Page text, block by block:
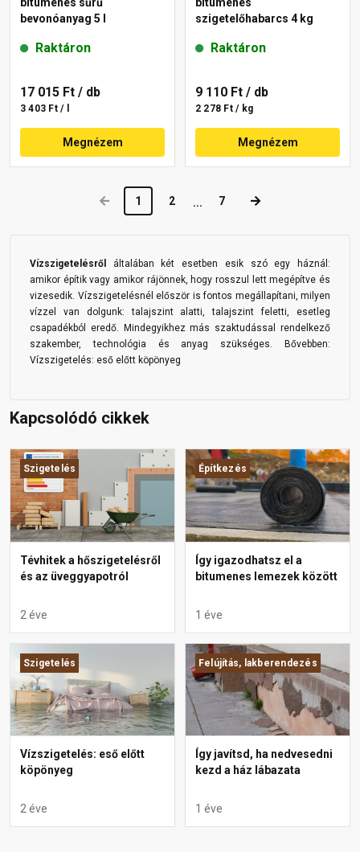
bevonóanyag 5 l
Raktáron
17 015 Ft / db
3 403 Ft / l
Megnézem
szigetelőhabarcs 4 kg
Raktáron
9 110 Ft / db
2 278 Ft / kg
Megnézem
1 2 ... 7
Vízszigetelésről általában két esetben esik szó egy háznál:
amikor építik vagy amikor rájönnek, hogy rosszul lett megépítve és
vizesedik. Vízszigetelésnél először is fontos megállapítani, milyen
vízzel van dolgunk: talajszint alatti, talajszint feletti, esetleg
csapadékból eredő. Mindegyikhez más szaktudással rendelkező
szakember, technológia és anyag szükséges. Bővebben:
Vízszigetelés: eső előtt köpönyeg
Kapcsolódó cikkek
Szigetelés
Tévhitek a hőszigetelésről
és az üveggyapotról
2 éve
Építkezés
Így igazodhatsz el a
bitumenes lemezek között
1 éve
Szigetelés
Vízszigetelés: eső előtt
köpönyeg
2 éve
Felújítás, lakberendezés
Így javítsd, ha nedvesedni
kezd a ház lábazata
1 éve